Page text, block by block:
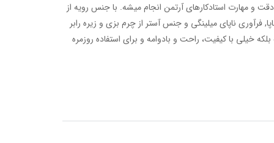
و مهارت استادکارهای آرتمن انجام میشه. با جنس رویه از
فرآوری ناپای میلینگی و جنس آستر از چرم بزی و زیره‌ رابر
خیلی با کیفیت، راحت و بادوامه و برای استفاده روزمره